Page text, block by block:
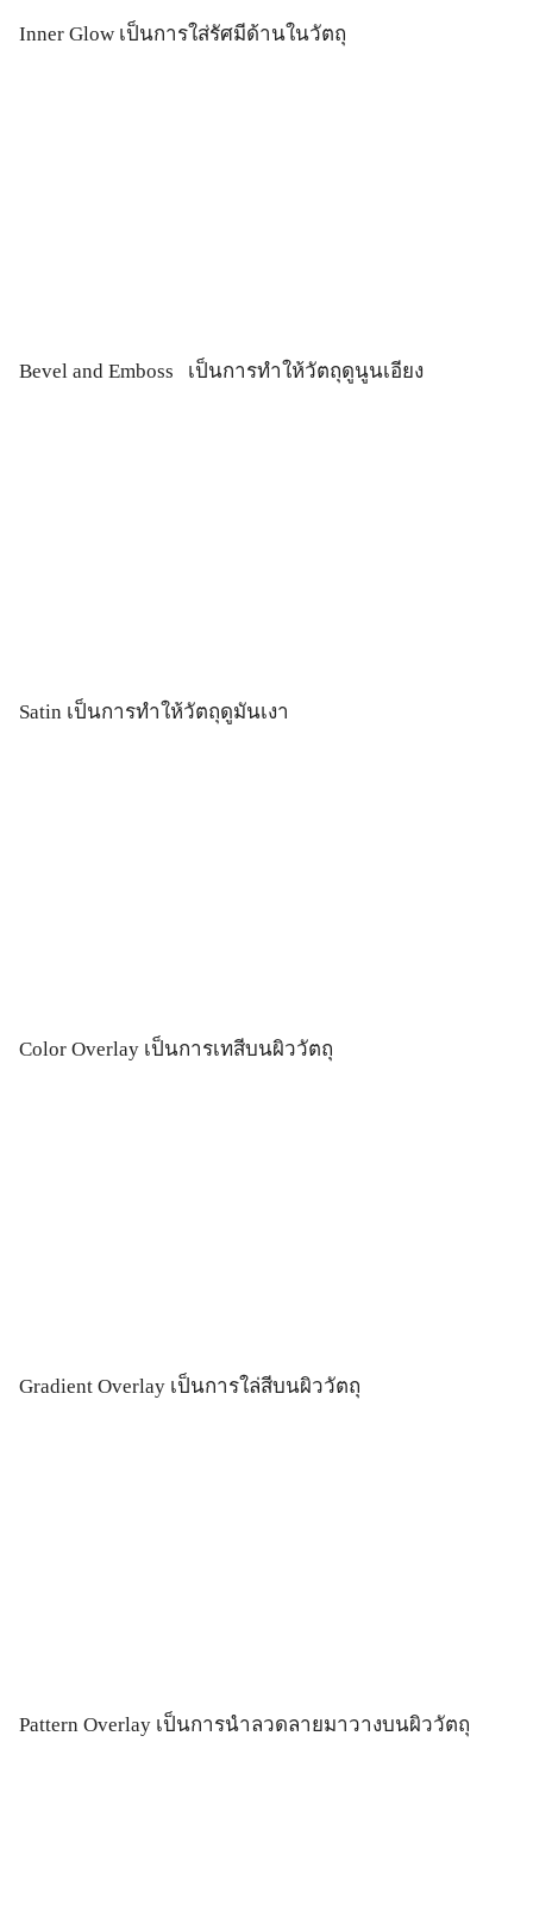
Inner Glow เป็นการใส่รัศมีด้านในวัตถุ
Bevel and Emboss เป็นการทำให้วัตถุดูนูนเอียง
Satin เป็นการทำให้วัตถุดูมันเงา
Color Overlay เป็นการเทสีบนผิววัตถุ
Gradient Overlay เป็นการใล่สีบนผิววัตถุ
Pattern Overlay เป็นการนำลวดลายมาวางบนผิววัตถุ